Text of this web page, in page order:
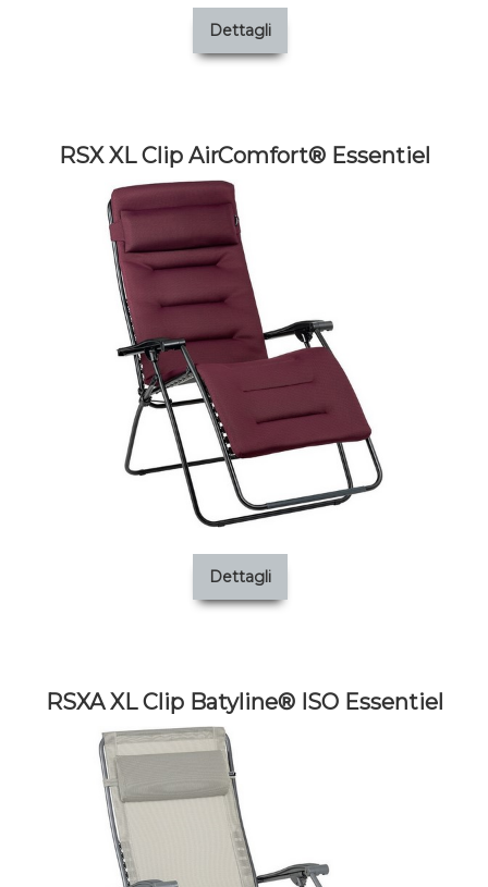
Dettagli
RSX XL Clip AirComfort® Essentiel
Dettagli
RSXA XL Clip Batyline® ISO Essentiel